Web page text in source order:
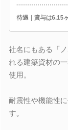
待遇｜賞与は6.15
社名にもある「
れる建築資材の
使用。
耐震性や機能性
す。